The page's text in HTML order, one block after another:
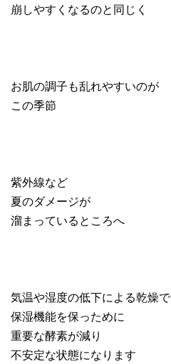
崩しやすくなるのと同じく
お肌の調子も乱れやすいのが
この季節
紫外線など
夏のダメージが
溜まっているところへ
気温や湿度の低下による乾燥で
保湿機能を保っために
重要な酵素が減り
不安定な状態になります